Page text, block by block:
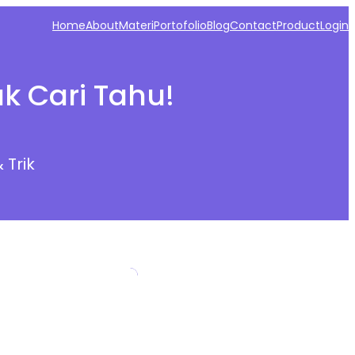
HomeAboutMateriPortofolioBlogContactProductLogin
Cari Tahu!
Trik